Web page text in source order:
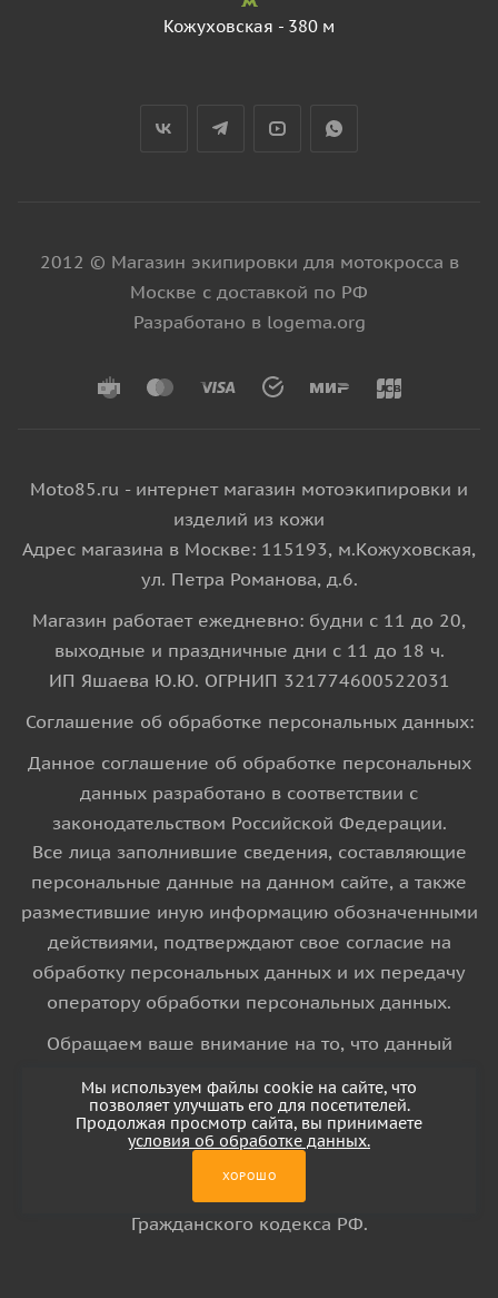
Кожуховская - 380 м
2012 © Магазин экипировки для мотокросса в
Москве с доставкой по РФ
Разработано в logema.org
Moto85.ru - интернет магазин мотоэкипировки и
изделий из кожи
Адрес магазина в Москве: 115193, м.Кожуховская,
ул. Петра Романова, д.6.
Магазин работает ежедневно: будни с 11 до 20,
выходные и праздничные дни с 11 до 18 ч.
ИП Яшаева Ю.Ю. ОГРНИП 321774600522031
Соглашение об обработке персональных данных:
Данное соглашение об обработке персональных
данных разработано в соответствии с
законодательством Российской Федерации.
Все лица заполнившие сведения, составляющие
персональные данные на данном сайте, а также
разместившие иную информацию обозначенными
действиями, подтверждают свое согласие на
обработку персональных данных и их передачу
оператору обработки персональных данных.
Обращаем ваше внимание на то, что данный
информационный характер и ни при каких
условиях информационные материалы и цены,
Гражданского кодекса РФ.
Мы используем файлы cookie на сайте, что
позволяет улучшать его для посетителей.
Продолжая просмотр сайта, вы принимаете
условия об обработке данных.
ХОРОШО